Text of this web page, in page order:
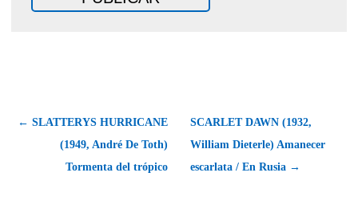
← SLATTERYS HURRICANE
(1949, André De Toth)
Tormenta del trópico
SCARLET DAWN (1932,
William Dieterle) Amanecer
escarlata / En Rusia →